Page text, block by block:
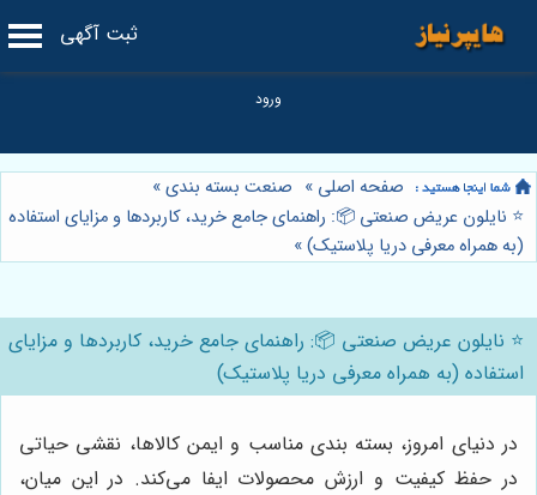
ثبت آگهی
صفحه اصلی » صنعت بسته بندی»
⭐️ نایلون عریض صنعتی 📦: راهنمای جامع خرید، کاربردها و مزایای استفاده
(به همراه معرفی دریا پلاستیک)»
⭐️ نایلون عریض صنعتی 📦: راهنمای جامع خرید، کاربردها و مزایای
استفاده (به همراه معرفی دریا پلاستیک)
در دنیای امروز، بسته بندی مناسب و ایمن کالاها، نقشی حیاتی
در حفظ کیفیت و ارزش محصولات ایفا می‌کند. در این میان،